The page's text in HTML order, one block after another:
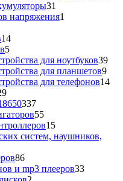
31
товар
напряжения1
1414
55
товаровдля ноутбуков3939
для планшетов99
для телефонов1414
29
товаров
337337
товаров
5555
товаров
1515
товаров
систем, наушников,
8686
товаров
и mp3 плееров3333